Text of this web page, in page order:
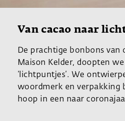
Van cacao naar
De prachtige bonbons van
Maison Kelder, doopten
‘lichtpuntjes’. We
woordmerk en verpakking
hoop in een naar